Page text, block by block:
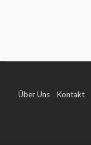
Über Uns Kontakt